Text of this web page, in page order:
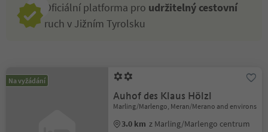
Oficiální platforma pro udržitelný cestovní
ruch v Jižním Tyrolsku
Na vyžádání
Auhof des Klaus Hölzl
Marling/Marlengo, Meran/Merano and environs
3.0 km z Marling/Marlengo centrum